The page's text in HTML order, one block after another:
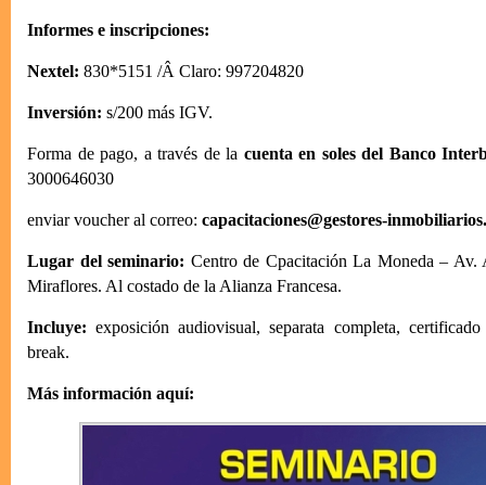
Informes e inscripciones:
Nextel: 830*5151 /Â Claro: 997204820
Inversión: s/200 más IGV.
Forma de pago, a través de la cuenta en soles del Banco
3000646030
enviar voucher al correo: capacitaciones@gestores-
Lugar del seminario: Centro de Cpacitación La Moneda – Av.
Miraflores. Al costado de la Alianza Francesa.
Incluye:exposición audiovisual, separata completa,
break.
Más información aquí: